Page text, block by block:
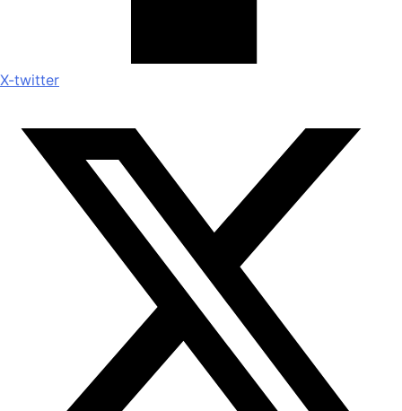
X-twitter